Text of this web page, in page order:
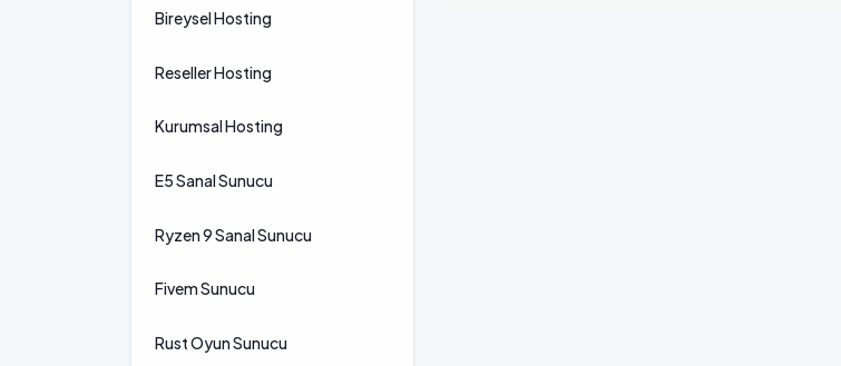
Bireysel Hosting
Reseller Hosting
Kurumsal Hosting
E5 Sanal Sunucu
Ryzen 9 Sanal Sunucu
Fivem Sunucu
Rust Oyun Sunucu